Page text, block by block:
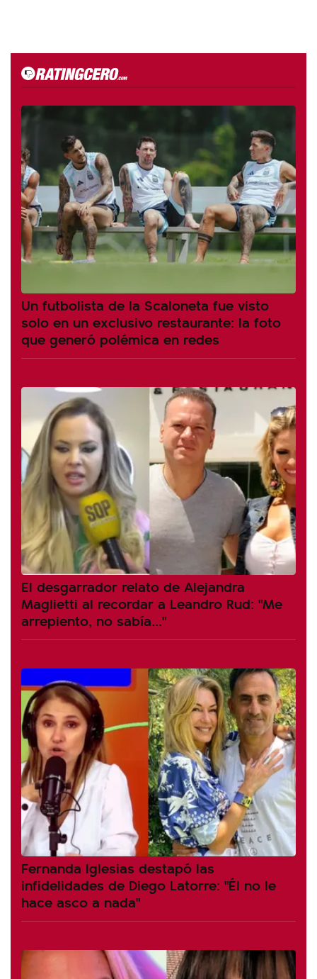
Un futbolista de la Scaloneta fue visto
solo en un exclusivo restaurante: la foto
que generó polémica en redes
El desgarrador relato de Alejandra
Maglietti al recordar a Leandro Rud: "Me
arrepiento, no sabía..."
Fernanda Iglesias destapó las
infidelidades de Diego Latorre: "Él no le
hace asco a nada"